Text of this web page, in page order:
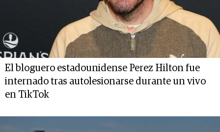
El bloguero estadounidense Perez Hilton fue
internado tras autolesionarse durante un vivo
en TikTok